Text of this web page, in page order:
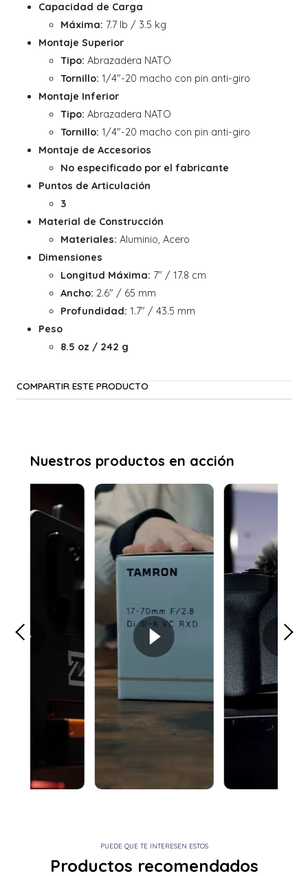
Capacidad de Carga
Máxima: 7.7 lb / 3.5 kg
Montaje Superior
Tipo: Abrazadera NATO
Tornillo: 1/4"-20 macho con pin anti-giro
Montaje Inferior
Tipo: Abrazadera NATO
Tornillo: 1/4"-20 macho con pin anti-giro
Montaje de Accesorios
No especificado por el fabricante
Puntos de Articulación
3
Material de Construcción
Materiales: Aluminio, Acero
Dimensiones
Longitud Máxima: 7" / 17.8 cm
Ancho: 2.6" / 65 mm
Profundidad: 1.7" / 43.5 mm
Peso
8.5 oz / 242 g
COMPARTIR ESTE PRODUCTO
PUEDE QUE TE INTERESEN ESTOS
Productos recomendados